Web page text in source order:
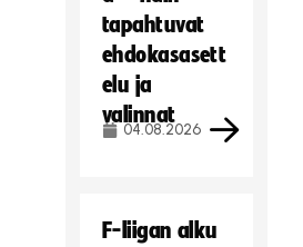
tapahtuvat
ehdokasasett
elu ja
valinnat
04.08.2026
F-liigan alku